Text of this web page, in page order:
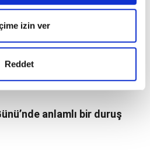
izin ver
Reddet
ve Kate Middleton
Kutluyor
anlamlı bir duruş